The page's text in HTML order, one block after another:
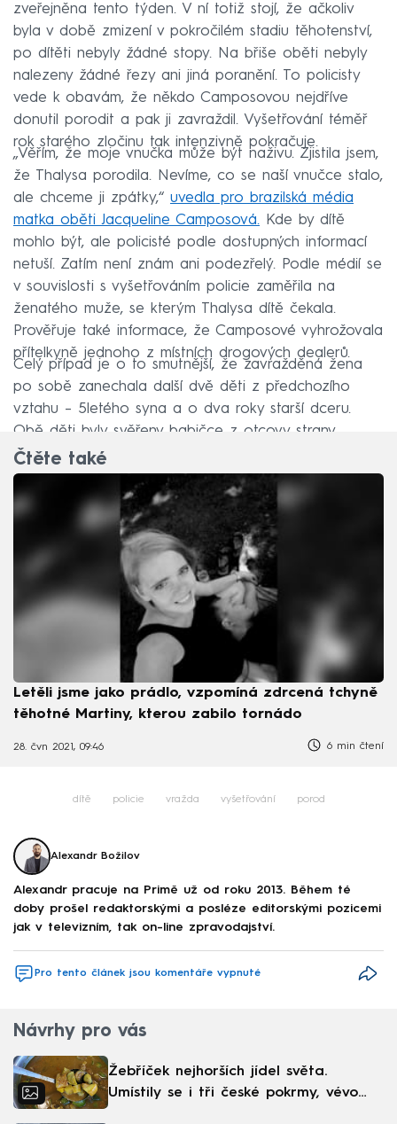
zveřejněna tento týden. V ní totiž stojí, že ačkoliv
byla v době zmizení v pokročilém stadiu těhotenství,
po dítěti nebyly žádné stopy. Na břiše oběti nebyly
nalezeny žádné řezy ani jiná poranění. To policisty
vede k obavám, že někdo Camposovou nejdříve
donutil porodit a pak ji zavraždil. Vyšetřování téměř
rok starého zločinu tak intenzivně pokračuje.
„Věřím, že moje vnučka může být naživu. Zjistila jsem,
že Thalysa porodila. Nevíme, co se naší vnučce stalo,
ale chceme ji zpátky,“ uvedla pro brazilská média
matka oběti Jacqueline Camposová. Kde by dítě
mohlo být, ale policisté podle dostupných informací
netuší. Zatím není znám ani podezřelý. Podle médií se
v souvislosti s vyšetřováním policie zaměřila na
ženatého muže, se kterým Thalysa dítě čekala.
Prověřuje také informace, že Camposové vyhrožovala
přítelkyně jednoho z místních drogových dealerů.
Celý případ je o to smutnější, že zavražděná žena
po sobě zanechala další dvě děti z předchozího
vztahu – 5letého syna a o dva roky starší dceru.
Obě děti byly svěřeny babičce z otcovy strany.
Čtěte také
Letěli jsme jako prádlo, vzpomíná zdrcená tchyně
těhotné Martiny, kterou zabilo tornádo
28. čvn 2021, 09:46 6 min čtení
dítě policie vražda vyšetřování porod
Alexandr Božilov
Alexandr pracuje na Primě už od roku 2013. Během té
doby prošel redaktorskými a posléze editorskými pozicemi
jak v televizním, tak on-line zpravodajství.
Pro tento článek jsou komentáře vypnuté
Návrhy pro vás
Žebříček nejhorších jídel světa.
Umístily se i tři české pokrmy, vévodí